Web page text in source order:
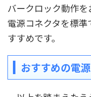
バークロック動作
電源コネクタを標
すすめです。
おすすめの電